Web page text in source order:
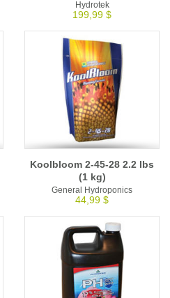
Hydrotek
199,99 $
Koolbloom 2-45-28 2.2 lbs
(1 kg)
General Hydroponics
44,99 $